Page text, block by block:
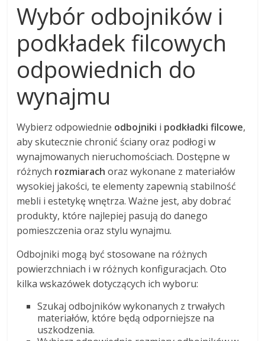
Wybór odbojników i
podkładek filcowych
odpowiednich do
wynajmu
Wybierz odpowiednie odbojniki i podkładki filcowe,
aby skutecznie chronić ściany oraz podłogi w
wynajmowanych nieruchomościach. Dostępne w
różnych rozmiarach oraz wykonane z materiałów
wysokiej jakości, te elementy zapewnią stabilność
mebli i estetykę wnętrza. Ważne jest, aby dobrać
produkty, które najlepiej pasują do danego
pomieszczenia oraz stylu wynajmu.
Odbojniki mogą być stosowane na różnych
powierzchniach i w różnych konfiguracjach. Oto
kilka wskazówek dotyczących ich wyboru:
Szukaj odbojników wykonanych z trwałych
materiałów, które będą odporniejsze na
uszkodzenia.